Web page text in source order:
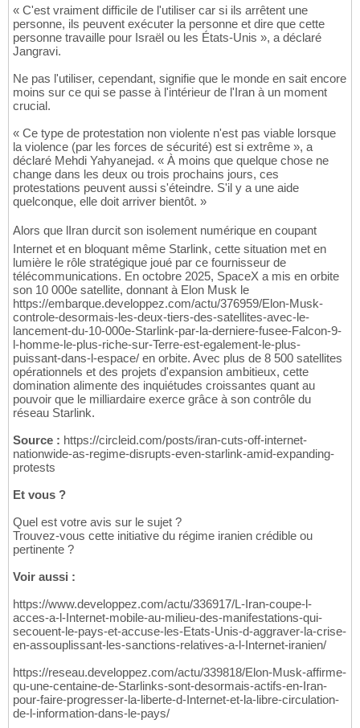
« C'est vraiment difficile de l'utiliser car si ils arrêtent une
personne, ils peuvent exécuter la personne et dire que cette
personne travaille pour Israël ou les États-Unis », a déclaré
Jangravi.
Ne pas l'utiliser, cependant, signifie que le monde en sait encore
moins sur ce qui se passe à l'intérieur de l'Iran à un moment
crucial.
« Ce type de protestation non violente n'est pas viable lorsque
la violence (par les forces de sécurité) est si extrême », a
déclaré Mehdi Yahyanejad. « À moins que quelque chose ne
change dans les deux ou trois prochains jours, ces
protestations peuvent aussi s'éteindre. S'il y a une aide
quelconque, elle doit arriver bientôt. »
Alors que lIran durcit son isolement numérique en coupant
Internet et en bloquant même Starlink, cette situation met en
lumière le rôle stratégique joué par ce fournisseur de
télécommunications. En octobre 2025, SpaceX a mis en orbite
son 10 000e satellite, donnant à Elon Musk le
https://embarque.developpez.com/actu/376959/Elon-Musk-
controle-desormais-les-deux-tiers-des-satellites-avec-le-
lancement-du-10-000e-Starlink-par-la-derniere-fusee-Falcon-9-
l-homme-le-plus-riche-sur-Terre-est-egalement-le-plus-
puissant-dans-l-espace/ en orbite. Avec plus de 8 500 satellites
opérationnels et des projets d'expansion ambitieux, cette
domination alimente des inquiétudes croissantes quant au
pouvoir que le milliardaire exerce grâce à son contrôle du
réseau Starlink.
Source : https://circleid.com/posts/iran-cuts-off-internet-
nationwide-as-regime-disrupts-even-starlink-amid-expanding-
protests
Et vous ?
Quel est votre avis sur le sujet ?
Trouvez-vous cette initiative du régime iranien crédible ou
pertinente ?
Voir aussi :
https://www.developpez.com/actu/336917/L-Iran-coupe-l-
acces-a-l-Internet-mobile-au-milieu-des-manifestations-qui-
secouent-le-pays-et-accuse-les-Etats-Unis-d-aggraver-la-crise-
en-assouplissant-les-sanctions-relatives-a-l-Internet-iranien/
https://reseau.developpez.com/actu/339818/Elon-Musk-affirme-
qu-une-centaine-de-Starlinks-sont-desormais-actifs-en-Iran-
pour-faire-progresser-la-liberte-d-Internet-et-la-libre-circulation-
de-l-information-dans-le-pays/